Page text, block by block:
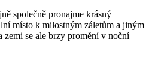
společně pronajme krásný
místo k milostným záletům a jiným
zemi se ale brzy promění v noční